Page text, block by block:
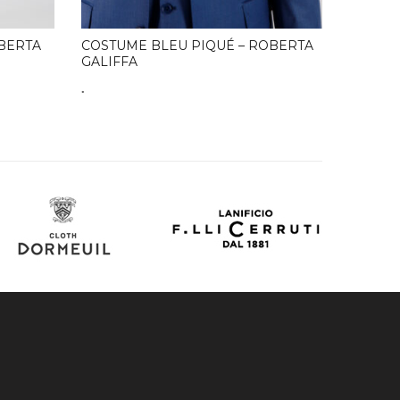
COSTUME BLEU PIQUÉ – ROBERTA
GALIFFA
.